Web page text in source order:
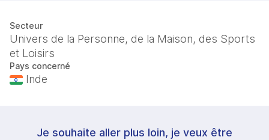
Secteur
Univers de la Personne, de la Maison, des Sports
et Loisirs
Pays concerné
Inde
Je souhaite aller plus loin, je veux être